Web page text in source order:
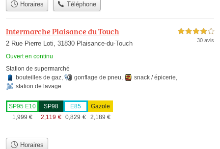
Horaires Téléphone
Intermarche Plaisance du Touch
2 Rue Pierre Loti, 31830 Plaisance-du-Touch
Ouvert en continu
4,0 étoiles sur 5
30 avis
Station de supermarché
bouteilles de gaz
gonflage de pneu snack / épicerie
station de lavage
SP95 E10
1,999 €
SP98
2,119 €
E85
0,829 €
Gazole
2,189 €
Horaires